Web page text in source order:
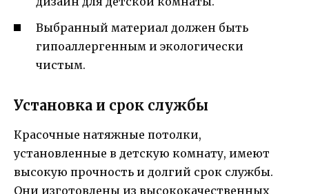
Выбранный материал должен быть
гипоаллергенным и экологически
чистым.
Установка и срок службы
Красочные натяжные потолки,
установленные в детскую комнату, имеют
высокую прочность и долгий срок службы.
Они изготовлены из высококачественных